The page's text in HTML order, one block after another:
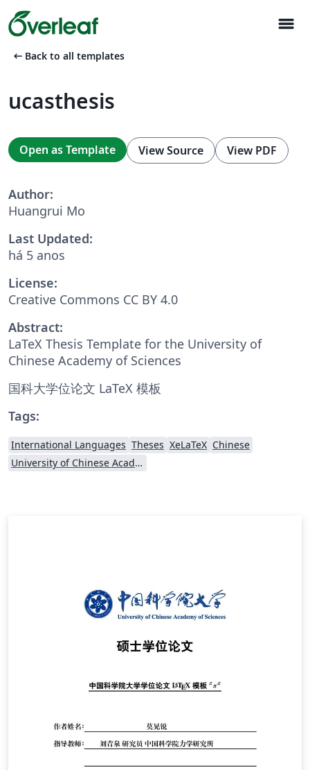
menu
arrow_left_alt Back to all templates
ucasthesis
Open as Template View Source View PDF
Author:
Huangrui Mo
Last Updated:
há 5 anos
License:
Creative Commons CC BY 4.0
Abstract:
LaTeX Thesis Template for the University of
Chinese Academy of Sciences
国科大学位论文 LaTeX 模板
Tags:
International Languages Theses XeLaTeX Chinese
University of Chinese Academy of Sciences